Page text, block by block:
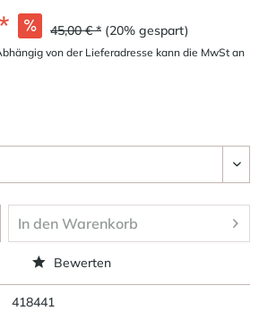
45,00 € * (20% gespart)
von der Lieferadresse kann die MwSt an
In den Warenkorb
Bewerten
418441